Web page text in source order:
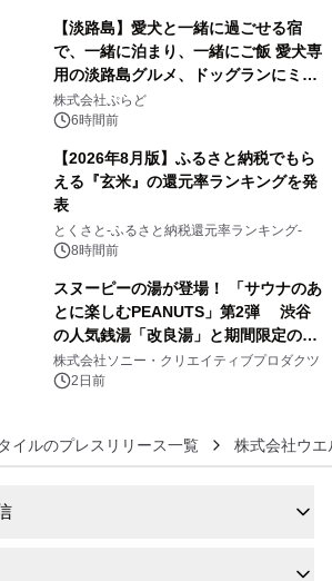
【淡路島】愛犬と一緒に過ごせる宿
で、一緒に泊まり、一緒にご飯 愛犬専
用の淡路島グルメ、ドッグランにミニ
プール グランピングとトレーラーハウ
スの2施設で
株式会社ぷらど
6時間前
【2026年8月版】ふるさと納税でもら
える『玄米』の還元率ランキングを発
表
とくさと-ふるさと納税還元率ランキング-
8時間前
スヌーピーの湯が登場！ 「サウナのあ
とに楽しむPEANUTS」第2弾 渋谷
の人気銭湯「改良湯」と期間限定のコ
ラボレーション サウナイキタイコラ
ボグッズも発売決定！
株式会社ソニー・クリエイティブプロダクツ
2日前
イルのプレスリリース一覧 株式会社ウ